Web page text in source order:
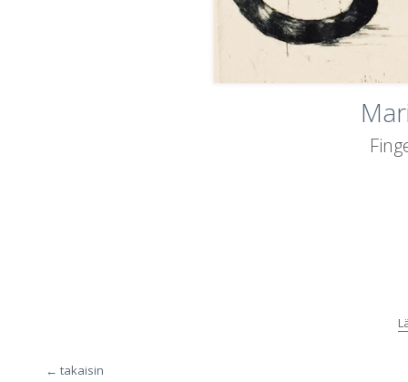
← takaisin